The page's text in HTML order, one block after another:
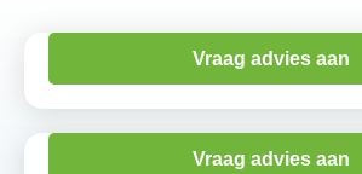
Vraag advies aan
Vraag advies aan